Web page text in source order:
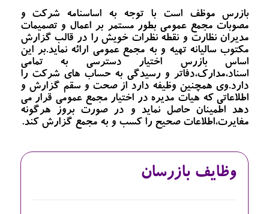
بازرس موظف است با توجه به اساسنامه شرکت و
مصوبات مجمع عمومی بطور مستمر بر اعمال و تصمیمات
مدیران نظارت و نقطه نظرات خویش را در قالب گزارش
مکتوب سالیانه تهیه و به مجمع عمومی ارائه نماید.بر این
اساس بازرس اختیار دسترسی به تمامی
اسناد،مدارک،دفاتر و رسیدگی به حساب های شرکت را
دارد.وی همچنین وظیفه دارد از صحت و سقم گزارش و
اطلاعاتی که هیات مدیره در اختیار مجمع عمومی قرار می
دهد اطمینان حاصل نماید و در صورت بروز هرگونه
مغایرت،اطلاعات صحیح را کسب و به مجمع گزارش کند.
وظایف بازرسان